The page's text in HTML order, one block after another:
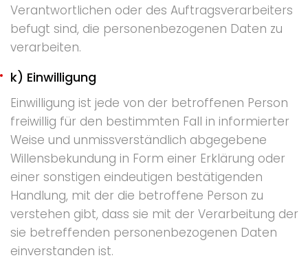
Verantwortlichen oder des Auftragsverarbeiters
befugt sind, die personenbezogenen Daten zu
verarbeiten.
k) Einwilligung
Einwilligung ist jede von der betroffenen Person
freiwillig für den bestimmten Fall in informierter
Weise und unmissverständlich abgegebene
Willensbekundung in Form einer Erklärung oder
einer sonstigen eindeutigen bestätigenden
Handlung, mit der die betroffene Person zu
verstehen gibt, dass sie mit der Verarbeitung der
sie betreffenden personenbezogenen Daten
einverstanden ist.